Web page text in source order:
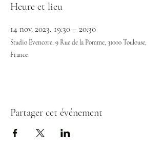
Heure et lieu
14 nov. 2023, 19:30 – 20:30
Studio Evencore, 9 Rue de la Pomme, 31000 Toulouse,
France
Partager cet événement